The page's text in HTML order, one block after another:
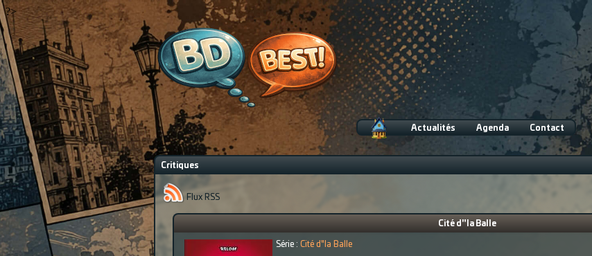
?>
Actualités Agenda Contact
Critiques
Flux RSS
Cité d"la Balle
Série : Cité d"la Balle